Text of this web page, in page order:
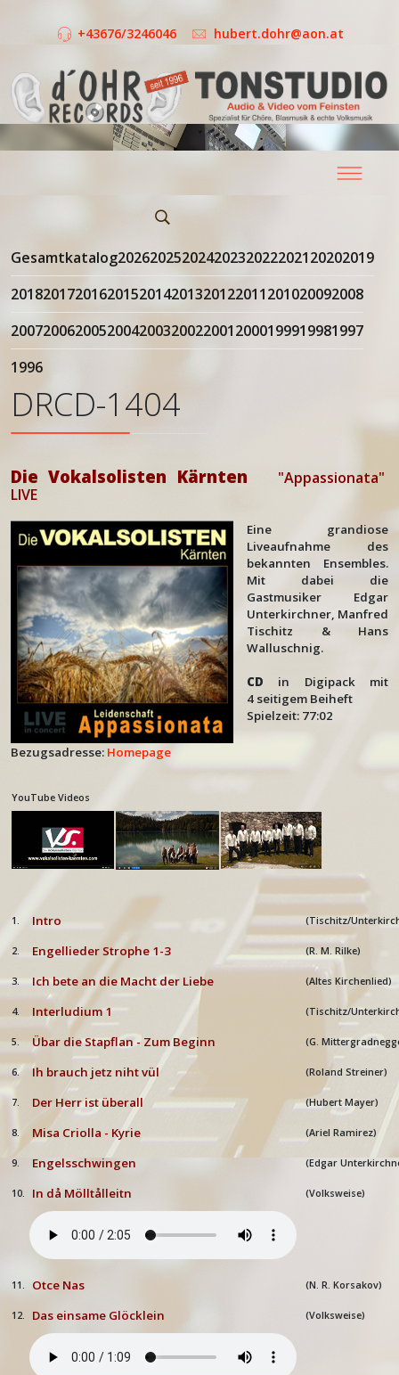
+43676/3246046 hubert.dohr@aon.at
Gesamtkatalog20262025202420232022202120202019
20182017201620152014201320122011201020092008
20072006200520042003200220012000199919981997
1996
DRCD-1404
Die Vokalsolisten Kärnten
"Appassionata"
LIVE
Eine grandiose
Liveaufnahme des
bekannten Ensembles.
Mit dabei die
Gastmusiker Edgar
Unterkirchner, Manfred
Tischitz & Hans
Walluschnig.
CD in Digipack mit
4 seitigem Beiheft
Spielzeit: 77:02
Bezugsadresse: Homepage
YouTube Videos
1. Intro (Tischitz/
2. Engellieder Strophe 1-3 (R. M. Rilke)
3. Ich bete an die Macht der Liebe (Altes Kirchenlied)
4. Interludium 1 (Tischitz/
5. Übar die Stapflan - Zum Beginn (G.
6. Ih brauch jetz niht vül (Roland Streiner)
7. Der Herr ist überall (Hubert Mayer)
8. Misa Criolla - Kyrie (Ariel Ramirez)
9. Engelsschwingen (Edgar
10. In då Mölltålleitn (Volksweise)
11. Otce Nas (N. R. Korsakov)
12. Das einsame Glöcklein (Volksweise)